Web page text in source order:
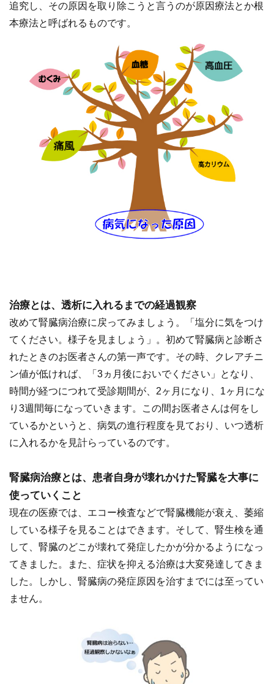
追究し、その原因を取り除こうと言うのが原因療法とか根
本療法と呼ばれるものです。
治療とは、透析に入れるまでの経過観察
改めて腎臓病治療に戻ってみましょう。「塩分に気をつけ
てください。様子を見ましょう」。初めて腎臓病と診断さ
れたときのお医者さんの第一声です。その時、クレアチニ
ン値が低ければ、「3ヵ月後においでください」となり、
時間が経つにつれて受診期間が、2ヶ月になり、1ヶ月にな
り3週間毎になっていきます。この間お医者さんは何をし
ているかというと、病気の進行程度を見ており、いつ透析
に入れるかを見計らっているのです。
腎臓病治療とは、患者自身が壊れかけた腎臓を大事に
使っていくこと
現在の医療では、エコー検査などで腎臓機能が衰え、萎縮
している様子を見ることはできます。そして、腎生検を通
して、腎臓のどこが壊れて発症したかが分かるようになっ
てきました。また、症状を抑える治療は大変発達してきま
した。しかし、腎臓病の発症原因を治すまでには至ってい
ません。